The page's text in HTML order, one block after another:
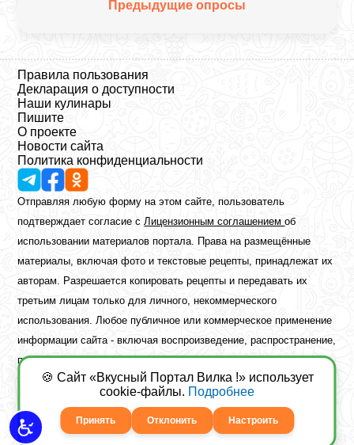
Предыдущие опросы
Правила пользования
Декларация о доступности
Наши кулинары
Пишите
О проекте
Новости сайта
Политика конфиденциальности
Отправляя любую форму на этом сайте, пользователь
подтверждает согласие сЛицензионным соглашениемоб
использовании материалов портала. Права на размещённые
материалы, включая фото и текстовые рецепты, принадлежат их
авторам. Разрешается копировать рецепты и передавать их
третьим лицам только для личного, некоммерческого
использования. Любое публичное или коммерческое применение
информации сайта - включая воспроизведение, распространение,
публикацию или обработку - возможно лишь при наличии
предварительного письменного разрешения правообладателя.
Copyright ©2026 Вкусный Портал Вилка
Сайт построенfreebrush.net
🍪 Сайт «Вкусный Портал Вилка !» использует
cookie-файлы. Подробнее
Принять Отклонить Настроить